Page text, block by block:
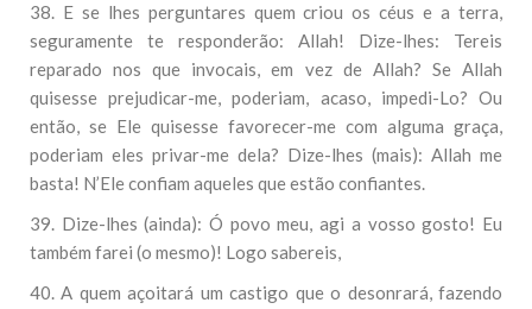
38. E se lhes perguntares quem criou os céus e a terra,
seguramente te responderão: Allah! Dize-lhes: Tereis
reparado nos que invocais, em vez de Allah? Se Allah
quisesse prejudicar-me, poderiam, acaso, impedi-Lo? Ou
então, se Ele quisesse favorecer-me com alguma graça,
poderiam eles privar-me dela? Dize-lhes (mais): Allah me
basta! N’Ele confiam aqueles que estão confiantes.
39. Dize-lhes (ainda): Ó povo meu, agi a vosso gosto! Eu
também farei (o mesmo)! Logo sabereis,
40. A quem açoitará um castigo que o desonrará, fazendo